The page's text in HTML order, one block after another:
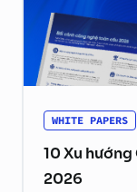
WHITE PAPERS
10 Xu
2026